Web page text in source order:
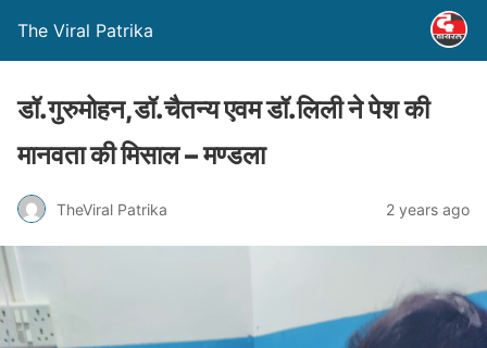
The Viral Patrika
डॉ.गुरुमोहन,डॉ.चैतन्य एवम डॉ.लिली ने पेश की
मानवता की मिसाल – मण्‍डला
TheViral Patrika 2 years ago